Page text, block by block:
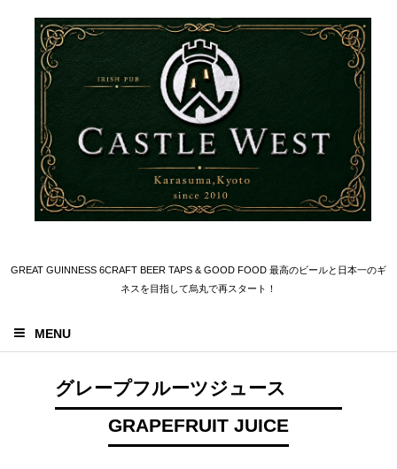
GREAT GUINNESS 6CRAFT BEER TAPS & GOOD FOOD 最高のビールと日本一のギ
ネスを目指して烏丸で再スタート！
MENU
グレープフルーツジュース
GRAPEFRUIT JUICE